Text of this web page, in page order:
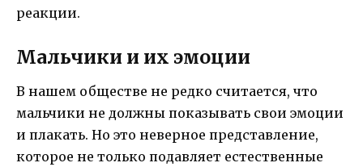
реакции.
Мальчики и их эмоции
В нашем обществе не редко считается, что
мальчики не должны показывать свои эмоции
и плакать. Но это неверное представление,
которое не только подавляет естественные